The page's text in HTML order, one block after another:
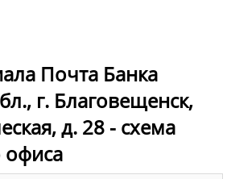
Почта Банка
г. Благовещенск,
д. 28 - схема
офиса